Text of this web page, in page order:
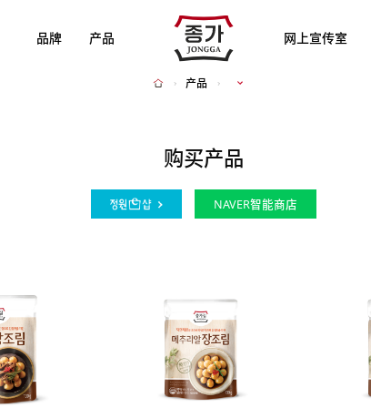
JJONGGA
品牌 产品 网上宣传室
Home 产品
购买产品
NAVER智能商店